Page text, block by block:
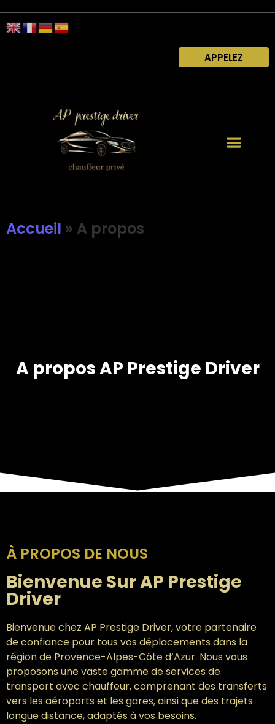
APPELEZ
Accueil » A propos
A propos AP Prestige Driver
À PROPOS DE NOUS
Bienvenue Sur AP Prestige
Driver
Bienvenue chez AP Prestige Driver, votre partenaire
de confiance pour tous vos déplacements dans la
région de Provence-Alpes-Côte d’Azur. Nous vous
proposons une vaste gamme de services de
transport avec chauffeur, comprenant des transferts
vers les aéroports et les gares, ainsi que des trajets
longue distance, adaptés à vos besoins.